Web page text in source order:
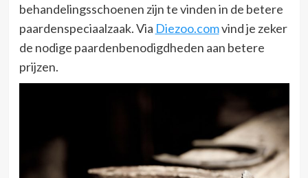
behandelingsschoenen zijn te vinden in de betere
paardenspeciaalzaak. Via Diezoo.comvind je zeker
de nodige paardenbenodigdheden aan betere
prijzen.